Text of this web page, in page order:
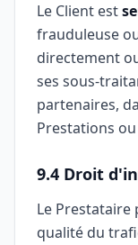
Le Client est
frauduleuse
directement
ses sous-
partenaires,
Prestations
9.4 Droit
Le Prestataire
qualité du